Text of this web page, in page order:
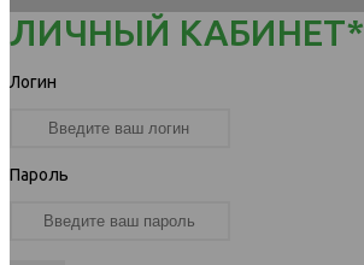
ЛИЧНЫЙ КАБИНЕТ*
Логин
Пароль